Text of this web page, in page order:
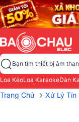
Bạn tìm thiết bị âm
Loa KéoLoa KaraokeDàn
Trang Chủ › Xử Lý Tín